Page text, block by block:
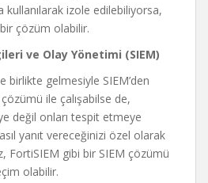
kullanılarak izole edilebiliyorsa,
çözüm olabilir.
ve Olay Yönetimi (SIEM)
birlikte gelmesiyle SIEM’den
çözümü ile çalışabilse de,
değil onları tespit etmeye
yanıt vereceğinizi özel olarak
FortiSIEM gibi bir SIEM çözümü
olabilir.